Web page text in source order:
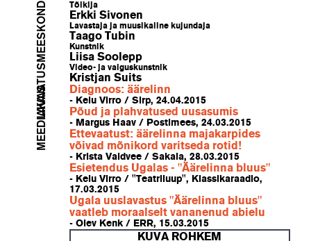
LAVASTUSMEESKOND Tõlkija
Erkki Sivonen
Lavastaja ja muusikaline kujundaja
Taago Tubin
Kunstnik
Liisa Soolepp
Video- ja valguskunstnik
Kristjan Suits
MEEDIAKAJA Diagnoos: äärelinn
- Keiu Virro / Sirp, 24.04.2015
Põud ja plahvatused uusasumis
- Margus Haav / Postimees, 24.03.2015
Ettevaatust: äärelinna majakarpides
võivad mõnikord varitseda rotid!
- Krista Valdvee / Sakala, 28.03.2015
Esietendus Ugalas - "Äärelinna bluus"
- Keiu Virro / "Teatriluup", Klassikaraadio,
17.03.2015
Ugala uuslavastus "Äärelinna bluus"
vaatleb moraalselt vananenud abielu
- Olev Kenk / ERR, 15.03.2015
KUVA ROHKEM